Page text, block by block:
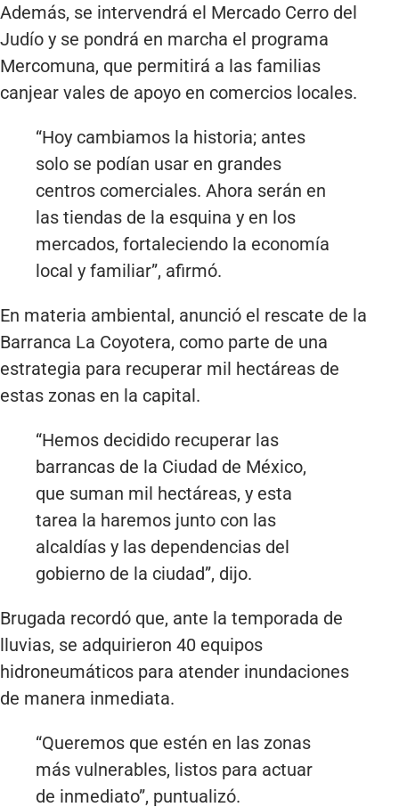
Además, se intervendrá el Mercado Cerro del
Judío y se pondrá en marcha el programa
Mercomuna, que permitirá a las familias
canjear vales de apoyo en comercios locales.
“Hoy cambiamos la historia; antes
solo se podían usar en grandes
centros comerciales. Ahora serán en
las tiendas de la esquina y en los
mercados, fortaleciendo la economía
local y familiar”, afirmó.
En materia ambiental, anunció el rescate de la
Barranca La Coyotera, como parte de una
estrategia para recuperar mil hectáreas de
estas zonas en la capital.
“Hemos decidido recuperar las
barrancas de la Ciudad de México,
que suman mil hectáreas, y esta
tarea la haremos junto con las
alcaldías y las dependencias del
gobierno de la ciudad”, dijo.
Brugada recordó que, ante la temporada de
lluvias, se adquirieron 40 equipos
hidroneumáticos para atender inundaciones
de manera inmediata.
“Queremos que estén en las zonas
más vulnerables, listos para actuar
de inmediato”, puntualizó.